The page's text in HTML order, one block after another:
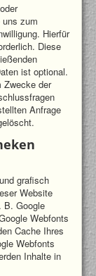
zum
Hierfür
Diese
ist optional.
Zwecke der
Anfrage
grafisch
Website
B. Google
Webfonts
Cache Ihres
Webfonts
Inhalte in